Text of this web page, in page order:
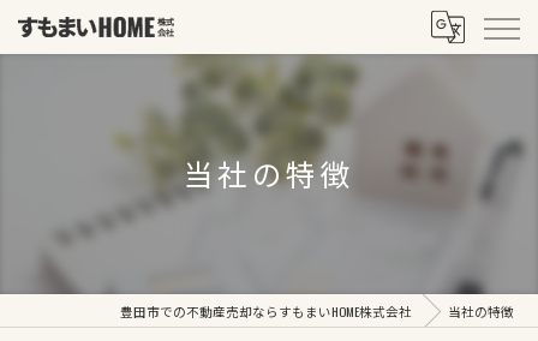
当社の特徴
豊田市での不動産売却ならすもまいHOME株式会社 当社の特徴